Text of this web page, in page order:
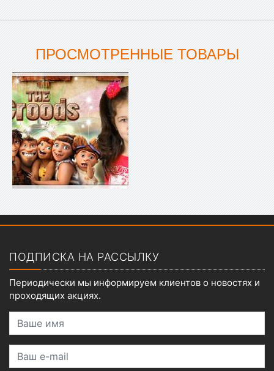
ПРОСМОТРЕННЫЕ ТОВАРЫ
ПОДПИСКА НА РАССЫЛКУ
Периодически мы информируем клиентов о новостях и
проходящих акциях.
Ваше имя
Ваш e-mail